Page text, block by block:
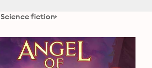
Science fiction